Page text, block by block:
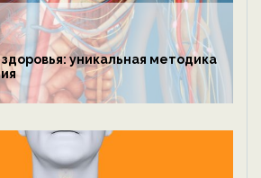
уникальная методика